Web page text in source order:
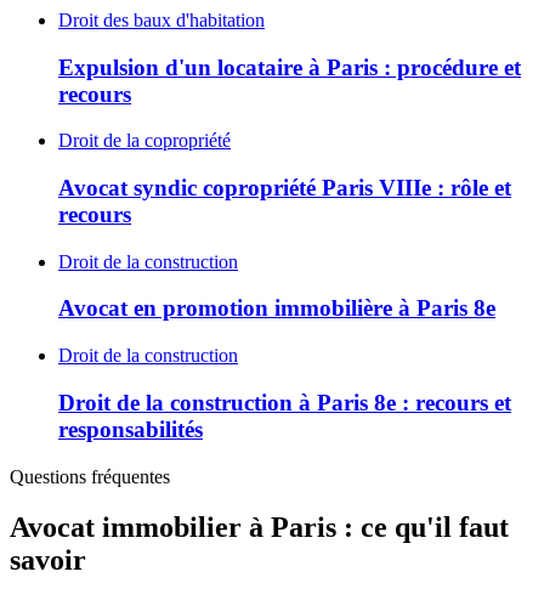
Droit des baux d'habitation
Expulsion d'un locataire à Paris : procédure et
recours
Droit de la copropriété
Avocat syndic copropriété Paris VIIIe : rôle et
recours
Droit de la construction
Avocat en promotion immobilière à Paris 8e
Droit de la construction
Droit de la construction à Paris 8e : recours et
responsabilités
Questions fréquentes
Avocat immobilier à Paris : ce qu'il faut
savoir